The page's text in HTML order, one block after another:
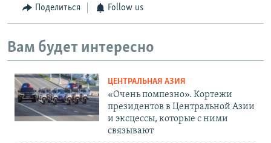
Поделиться Follow us
Вам будет интересно
ЦЕНТРАЛЬНАЯ АЗИЯ
«Очень помпезно». Кортежи
президентов в Центральной Азии
и эксцессы, которые с ними
связывают